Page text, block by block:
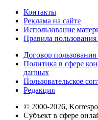
Контакты
Реклама на сайте
Использование
Правила
Договор пользования
Политика в сфере
данных
Пользовательское
Редакция
© 2000-2026,
Субъект в сфере